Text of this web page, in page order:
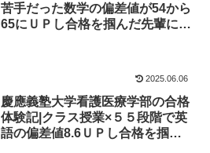
苦手だった数学の偏差値が54から
65にＵＰし合格を掴んだ先輩にイ
2025.06.06
慶應義塾大学看護医療学部の合格
体験記|クラス授業×５５段階で英
語の偏差値8.6ＵＰし合格を掴ん